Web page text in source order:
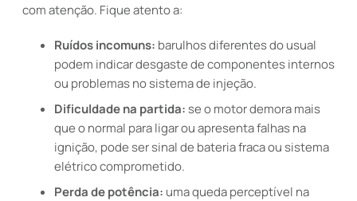
com atenção. Fique atento a:
Ruídos incomuns: barulhos diferentes do usual
podem indicar desgaste de componentes internos
ou problemas no sistema de injeção.
Dificuldade na partida:se o motor demora mais
que o normal para ligar ou apresenta falhas na
ignição, pode ser sinal de bateria fraca ou sistema
elétrico comprometido.
Perda de potência: uma queda perceptível na